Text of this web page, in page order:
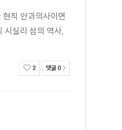
직 안과의사이면
실리 섬의 역사,
2 댓글 0